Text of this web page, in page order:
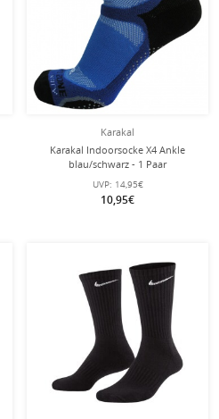
Karakal
Karakal Indoorsocke X4 Ankle
blau/schwarz - 1 Paar
UVP: 14,95€
10,95€